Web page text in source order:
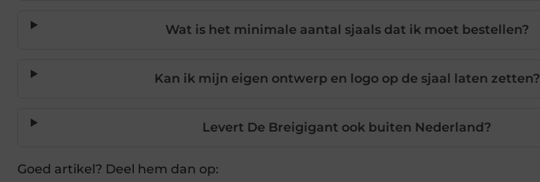
Wat is het minimale aantal sjaals dat ik moet bestellen?
Kan ik mijn eigen ontwerp en logo op de sjaal laten zetten?
Levert De Breigigant ook buiten Nederland?
Goed artikel? Deel hem dan op: